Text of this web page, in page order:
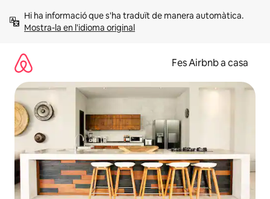
Mostra-la en l'idioma original
Fes Airbnb a casa